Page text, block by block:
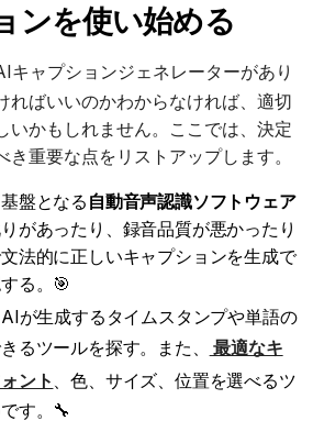
ンを使い始める
キャプションジェネレーターがあり
ればいいのかわからなければ、適切
いかもしれません。ここでは、決定
重要な点をリストアップします。
基盤となる自動音声認識ソフトウェア
があったり、録音品質が悪かったり
法的に正しいキャプションを生成で
る。🎯
が生成するタイムスタンプや単語の
るツールを探す。また、
最適なキ
ント 、色、サイズ、位置を選べるツ
す。🔧